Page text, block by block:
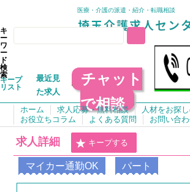
医療・介護の派遣・紹介・転職相談
キ
ー
ワ
ー
ド
検
索
キープ
リスト
最近見
た求人
チャット
で相談
ホーム 求人応募・無料相談
人材をお探
お役立ちコラム
よくある質問 お問い合
求人詳細 キープする
マイカー通勤OK パート